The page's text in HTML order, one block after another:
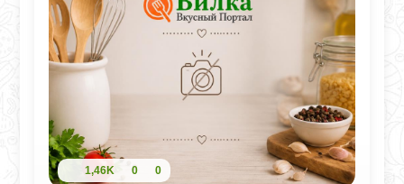
1,46K 0 0